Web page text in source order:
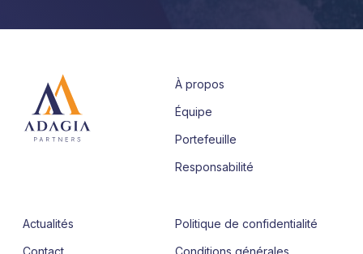
À propos
Équipe
Portefeuille
Responsabilité
Actualités
Politique de confidentialité